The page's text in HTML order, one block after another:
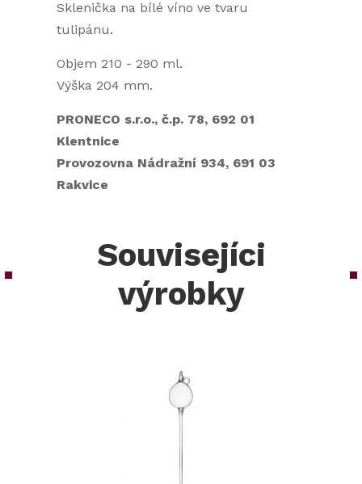
Sklenička na bílé víno ve tvaru
tulipánu.
Objem 210 - 290 ml.
Výška 204 mm.
PRONECO s.r.o., č.p. 78, 692 01
Klentnice
Provozovna Nádražní 934, 691 03
Rakvice
Souvisejíci
výrobky